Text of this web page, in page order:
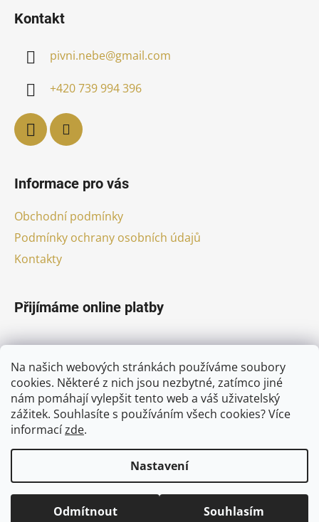
Na našich webových stránkách používáme soubory
cookies. Některé z nich jsou nezbytné, zatímco jiné
nám pomáhají vylepšit tento web a váš uživatelský
zážitek. Souhlasíte s používáním všech cookies?Více
informacízde.
Nastavení
Odmítnout Souhlasím
Kontakt
pivni.nebe@gmail.com
+420 739 994 396
Informace pro vás
Obchodní podmínky
Podmínky ochrany osobních údajů
Kontakty
Přijímáme online platby
Facebook
Vytvořil Shoptet
Copyright 2026
. Všechna práva